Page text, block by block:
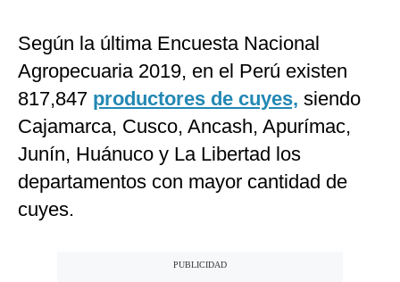
Según la última Encuesta Nacional
Agropecuaria 2019, en el Perú existen
817,847 productores de cuyes, siendo
Cajamarca, Cusco, Ancash, Apurímac,
Junín, Huánuco y La Libertad los
departamentos con mayor cantidad de
cuyes.